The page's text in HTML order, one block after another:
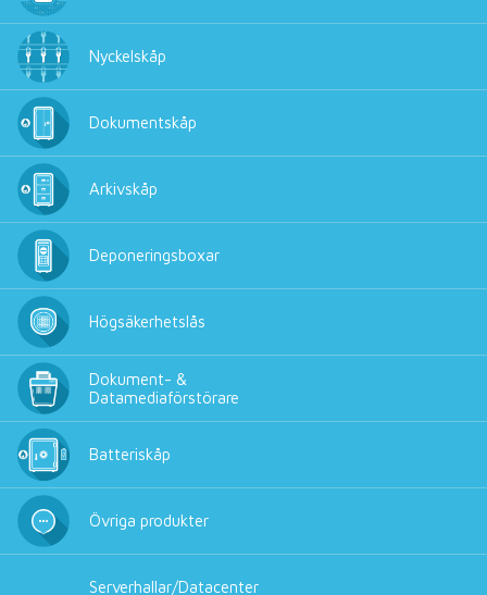
Nyckelskåp
Dokumentskåp
Arkivskåp
Deponeringsboxar
Högsäkerhetslås
Dokument- &
Datamediaförstörare
Batteriskåp
Övriga produkter
Serverhallar/Datacenter